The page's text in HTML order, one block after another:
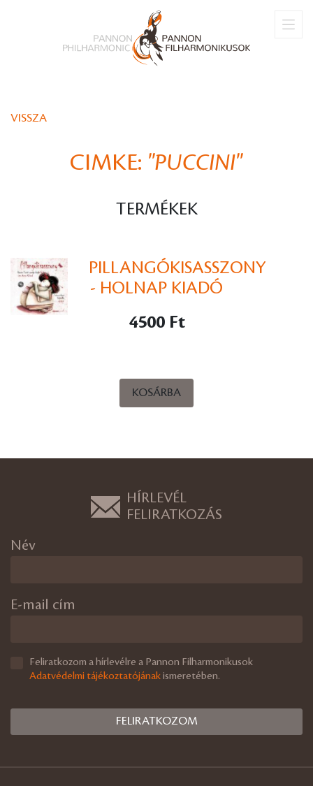
VISSZA
CIMKE: "PUCCINI"
TERMÉKEK
PILLANGÓKISASSZONY
- HOLNAP KIADÓ
4500 Ft
KOSÁRBA
HÍRLEVÉL
FELIRATKOZÁS
Név
E-mail cím
Feliratkozom a hírlevélre a Pannon Filharmonikusok
Adatvédelmi tájékoztatójánakismeretében.